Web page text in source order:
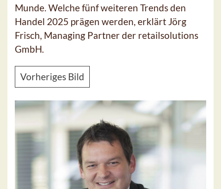
Munde. Welche fünf weiteren Trends den
Handel 2025 prägen werden, erklärt Jörg
Frisch, Managing Partner der retailsolutions
GmbH.
Vorheriges Bild